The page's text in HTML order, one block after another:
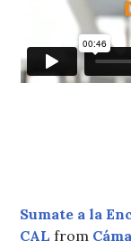
Sumate a la
CAL from